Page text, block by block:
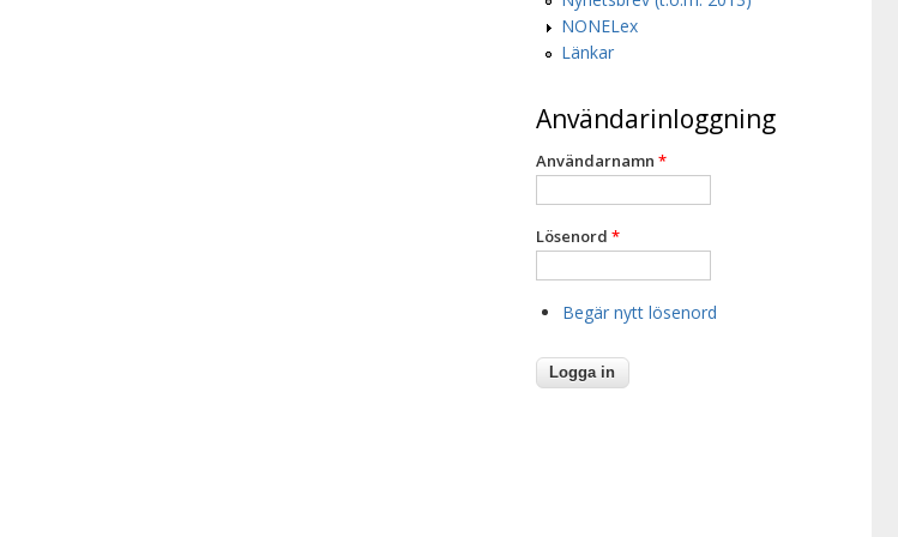
NONELex
Länkar
Användarinloggning
Användarnamn *
Lösenord *
Begär nytt lösenord